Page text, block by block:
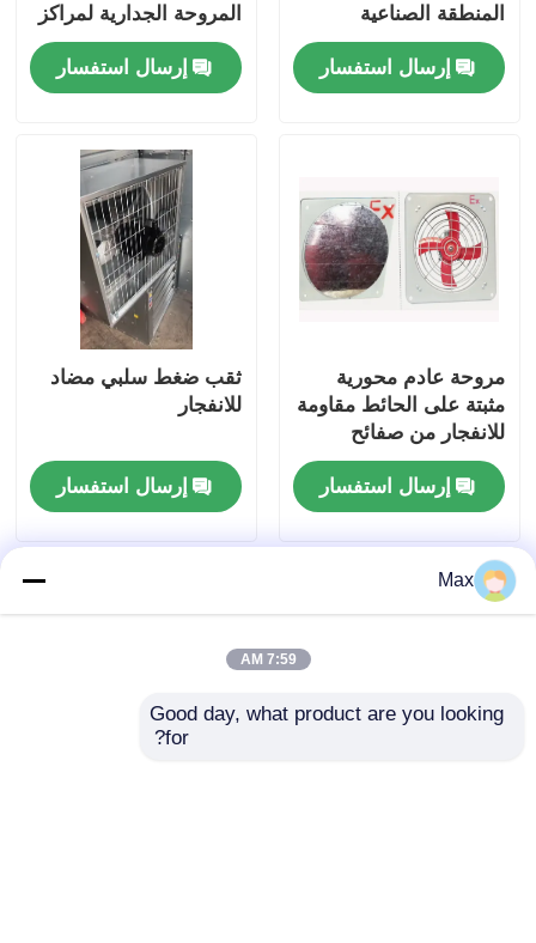
المنطقة الصناعية
الخطرة
إرسال استفسار
المروحة الجدارية لمراكز
الرش
إرسال استفسار
مروحة عادم محورية
مثبتة على الحائط مقاومة
للانفجار من صفائح
حديدية سميكة IP55
إرسال استفسار
ثقب ضغط سلبي مضاد
للانفجار
إرسال استفسار
Max
7:59 AM
Good day, what product are you looking
for?